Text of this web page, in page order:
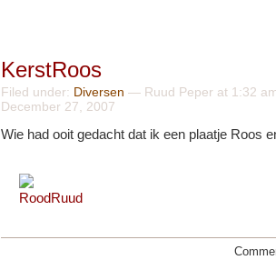
KerstRoos
Filed under: Diversen — Ruud Peper at 1:32
December 27, 2007
Wie had ooit gedacht dat ik een plaatje Roos